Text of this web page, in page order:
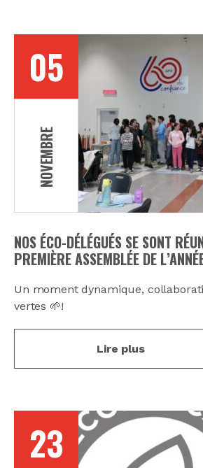
05
NOVEMBRE
NOS ÉCO-DÉLÉGUÉS SE SONT
PREMIÈRE ASSEMBLÉE DE
Un moment dynamique,
vertes 🌱!
Lire plus
23